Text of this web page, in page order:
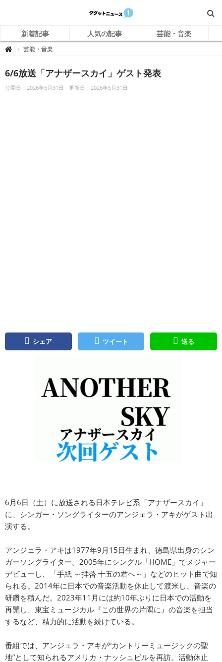
新着記事 人気の記事 芸能・音楽
 グ
ニ
ュ
ー
ス
芸能・音楽
6/6放送「アナザースカイ」ゲスト発表
公開日：2026年5月31日 更新日：2026年5月31日
シェア ツイート 送る
6月6日（土）に放送される日本テレビ系「アナザースカイ」
に、シンガー・ソングライターのアンジェラ・アキがゲスト出
演する。
アンジェラ・アキは1977年9月15日生まれ、徳島県出身のシン
ガーソングライター。2005年にシングル「HOME」でメジャー
デビューし、「手紙 ～拝啓 十五の君へ～」などのヒット曲で知
られる。2014年に日本での音楽活動を休止して渡米し、音楽の
研鑽を積んだ。2023年11月には約10年ぶりに日本での活動を
再開し、東宝ミュージカル『この世界の片隅に』の音楽を担当
するなど、精力的に活動を続けている。
番組では、アンジェラ・アキが“カントリーミュージックの聖
地”として知られるアメリカ・ナッシュビルを再訪。活動休止